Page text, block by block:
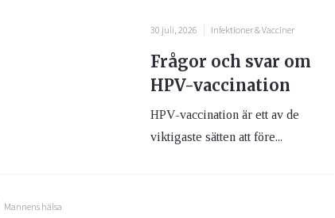
30 juli, 2026 Infektioner & Vacciner
Frågor och svar om
HPV-vaccination
HPV-vaccination är ett av de
viktigaste sätten att före...
Mannens hälsa